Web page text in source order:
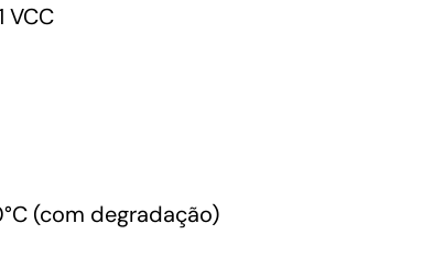
(com degradação)